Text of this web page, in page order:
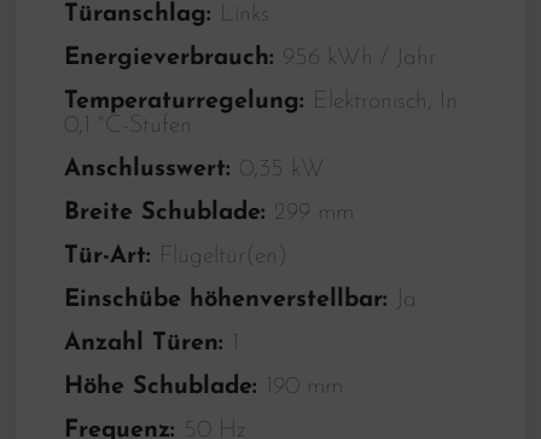
Türanschlag: Links
Energieverbrauch: 956 kWh / Jahr
Temperaturregelung: Elektronisch, In
0,1 °C-Stufen
Anschlusswert: 0,35 kW
Breite Schublade: 299 mm
Tür-Art:
Flügeltür(en)
Einschübe höhenverstellbar:
Ja
Anzahl Türen: 1
Höhe Schublade: 190 mm
Frequenz: 50 Hz